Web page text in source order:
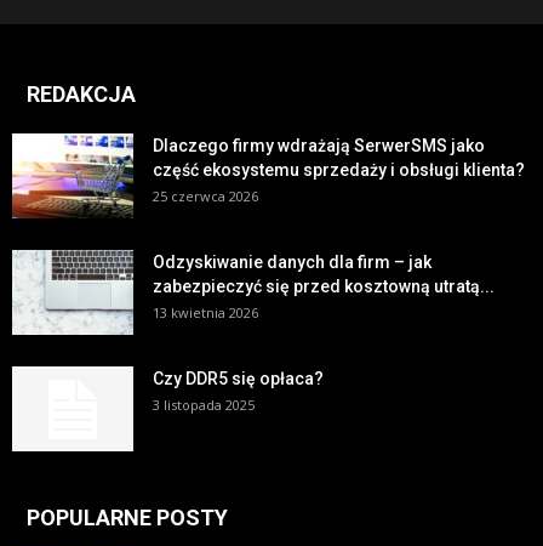
REDAKCJA
Dlaczego firmy wdrażają SerwerSMS jako
część ekosystemu sprzedaży i obsługi klienta?
25 czerwca 2026
Odzyskiwanie danych dla firm – jak
zabezpieczyć się przed kosztowną utratą...
13 kwietnia 2026
Czy DDR5 się opłaca?
3 listopada 2025
POPULARNE POSTY